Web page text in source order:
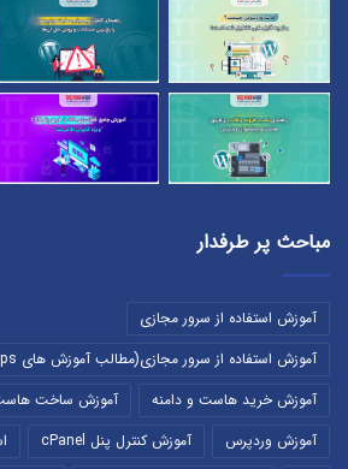
مباحث پر طرفدار
آموزش استفاده از سرور مجازی
آموزش استفاده از سرور مجازی(مطالب آموزش های vps)
آموزش خرید هاست و دامنه
آموزش ساخت
آموزش وردپرس
آموزش کنترل پنل cPanel